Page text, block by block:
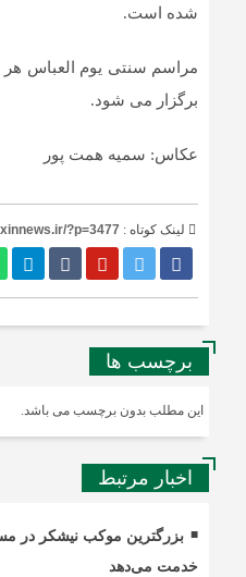
شده است.
مراسم سنتی یوم العباس هر
برگزار می شود.
عکاس: سمیه همت پور
لینک کوتاه : ?p=3477
برچسب ها
این مطلب بدون برچسب می باشد.
اخبار مرتبط
بزرگترین موکب نیشکر در
خدمت می‌دهد